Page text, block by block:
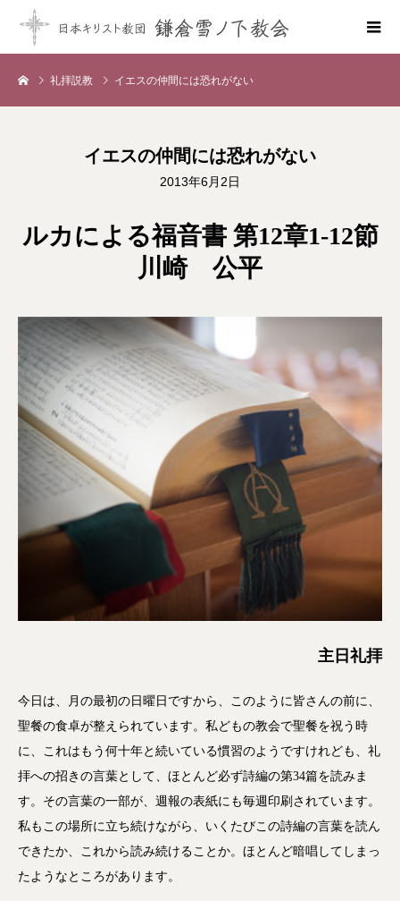
礼拝説教 イエスの仲間には恐れがない
イエスの仲間には恐れがない
2013年6月2日
ルカによる福音書 第12章1-12節
川崎 公平
主日礼拝
今日は、月の最初の日曜日ですから、このように皆さんの前に、
聖餐の食卓が整えられています。私どもの教会で聖餐を祝う時
に、これはもう何十年と続いている慣習のようですけれども、礼
拝への招きの言葉として、ほとんど必ず詩編の第34篇を読みま
す。その言葉の一部が、週報の表紙にも毎週印刷されています。
私もこの場所に立ち続けながら、いくたびこの詩編の言葉を読ん
できたか、これから読み続けることか。ほとんど暗唱してしまっ
たようなところがあります。